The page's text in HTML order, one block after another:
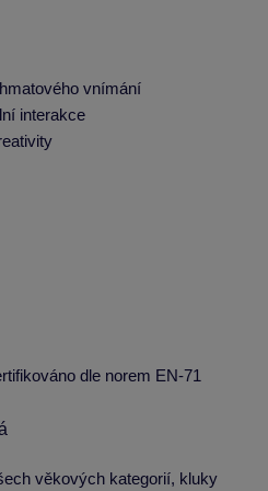
vnímání
interakce
dle norem EN-71
věkových kategorií, kluky